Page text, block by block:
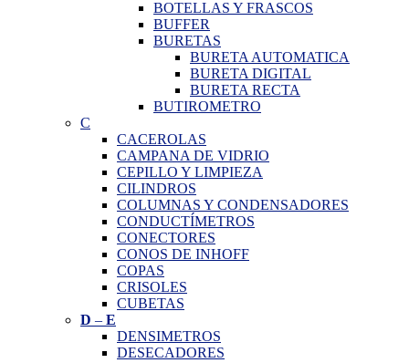
BOTELLAS Y FRASCOS
BUFFER
BURETAS
BURETA AUTOMATICA
BURETA DIGITAL
BURETA RECTA
BUTIROMETRO
C
CACEROLAS
CAMPANA DE VIDRIO
CEPILLO Y LIMPIEZA
CILINDROS
COLUMNAS Y CONDENSADORES
CONDUCTÍMETROS
CONECTORES
CONOS DE INHOFF
COPAS
CRISOLES
CUBETAS
D – E
DENSIMETROS
DESECADORES